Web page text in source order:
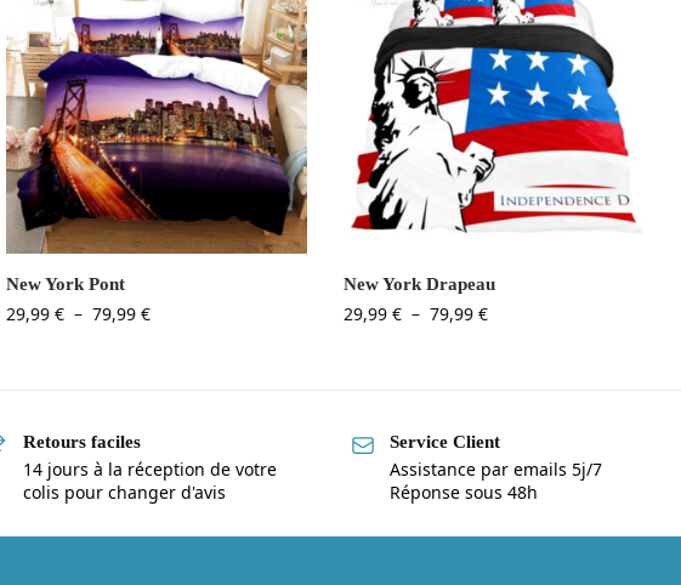
New York Pont
29,99 € – 79,99 €
New York Drapeau
29,99€ – 79,99€
Retours faciles
14 jours à la réception de votre
colis pour changer d'avis
Service Client
Assistance par emails 5j/7
Réponse sous 48h